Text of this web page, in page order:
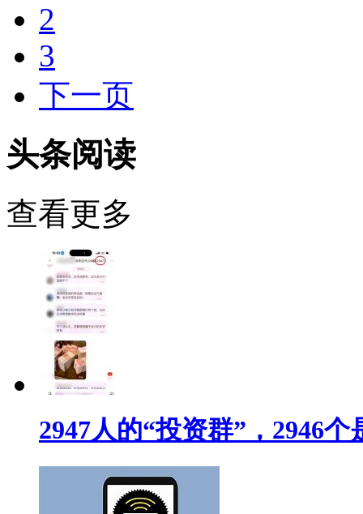
2
3
下一页
头条阅读
查看更多
2947人的“投资群”，2946